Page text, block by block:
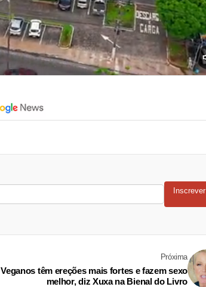
Inscrever
Próxima
Veganos têm ereções mais fortes e fazem sexo
melhor, diz Xuxa na Bienal do Livro